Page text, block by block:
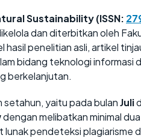
Sustainability (ISSN:
dan diterbitkan oleh
hasil penelitian asli, artikel
bidang teknologi informasi
berkelanjutan.
setahun, yaitu pada bulanJuli
dengan melibatkan minimal
pendeteksi plagiarisme